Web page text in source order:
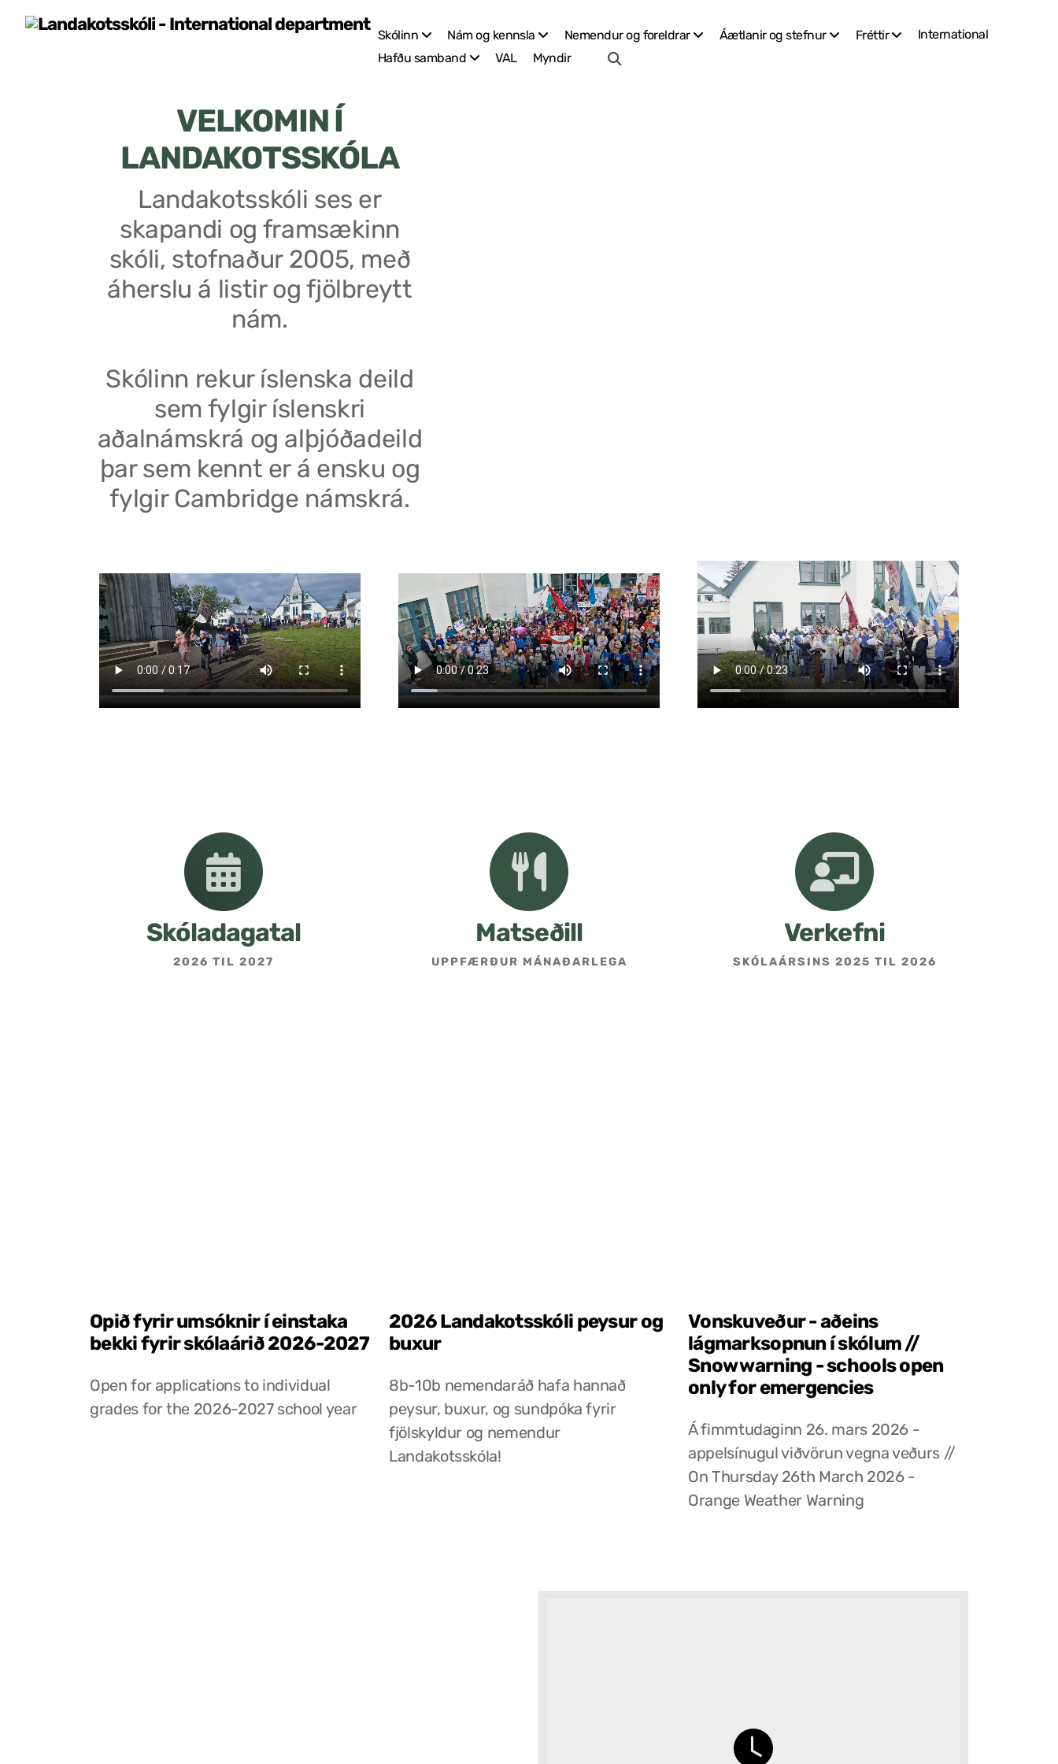
Skólinn Nám og kennsla Nemendur og foreldrar Áætlanir og stefnur Fréttir
International
Hafðu samband
VAL Myndir
VELKOMIN Í
LANDAKOTSSKÓLA
Landakotsskóli ses er
skapandi og framsækinn
skóli, stofnaður 2005, með
áherslu á listir og fjölbreytt
nám.
Skólinn rekur íslenska deild
sem fylgir íslenskri
aðalnámskrá og alþjóðadeild
þar sem kennt er á ensku og
fylgir Cambridge námskrá.
Skóladagatal
2026 TIL 2027
Matseðill
UPPFÆRÐUR MÁNAÐARLEGA
Verkefni
SKÓLAÁRSINS 2025 TIL 2026
Opið fyrir umsóknir í einstaka
bekki fyrir skólaárið 2026-2027
Open for applications to individual
grades for the 2026-2027 school year
2026 Landakotsskóli peysur og
buxur
8b-10b nemendaráð hafa hannað
peysur, buxur, og sundpóka fyrir
fjölskyldur og nemendur
Landakotsskóla!
Vonskuveður - aðeins
lágmarksopnun í skólum //
Snow warning - schools open
only for emergencies
Á fimmtudaginn 26. mars 2026 -
appelsínugul viðvörun vegna veðurs //
On Thursday 26th March 2026 -
Orange Weather Warning